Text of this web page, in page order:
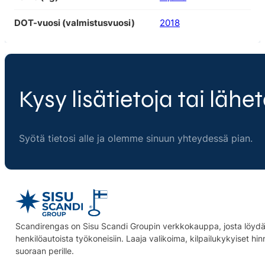
DOT-vuosi (valmistusvuosi) 2018
Kysy lisätietoja tai
Syötä tietosi alle ja olemme sinuun yhteydessä pian.
Scandirengas on Sisu Scandi Groupin verkkokauppa, josta
henkilöautoista työkoneisiin. Laaja valikoima, kilpailukykyiset
suoraan perille.